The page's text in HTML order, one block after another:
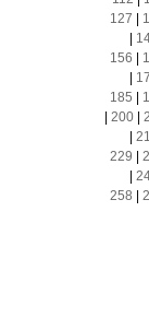
127
156
185
200|
229
258